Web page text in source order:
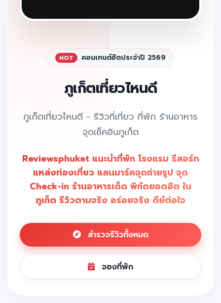
HOT คอนเทนต์ฮิตประจำปี 2569
ภูเก็ตเที่ยวไหนดี
ภูเก็ตเที่ยวไหนดี - รีวิวที่เที่ยว ที่พัก ร้านอาหาร
จุดเช็คอินภูเก็ต
Reviewsphuket แนะนำที่พัก โรงแรม รีสอร์ท
แหล่งท่องเที่ยว แลนมาร์คจุดถ่ายรูป จุด
Check-in ร้านอาหารเด็ด พิกัดยอดฮิต ใน
ภูเก็ต รีวิวตามจริง อร่อยจริง ดีย์ต่อใจ
สำรวจรีวิวทั้งหมด
จองที่พัก